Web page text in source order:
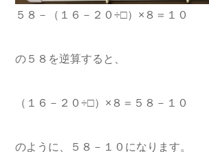
５８－（１６－２０÷□）×８＝１０
の５８を逆算すると、
（１６－２０÷□）×８＝５８－１０
のように、５８－１０になります。